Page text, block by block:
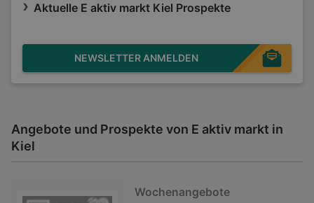
Aktuelle E aktiv markt Kiel Prospekte
NEWSLETTER ANMELDEN
Angebote und Prospekte von E aktiv markt in
Kiel
Wochenangebote